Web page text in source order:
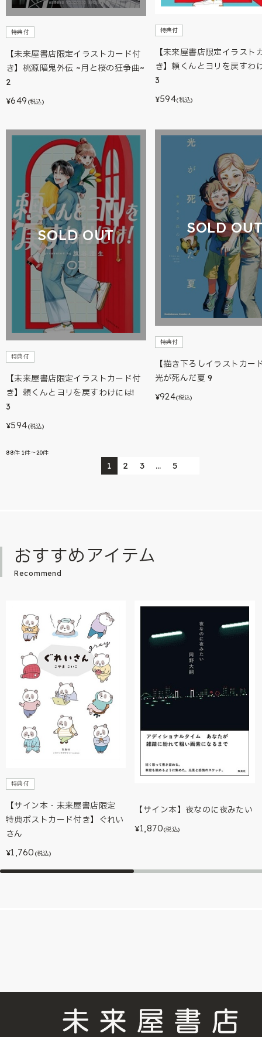
特典付
【未来屋書店限定イラストカード付
き】桃源暗鬼外伝 ~月と桜の狂争曲~
2
¥649 (税込)
特典付
【未来屋書店限定イラスト
き】頼くんとヨリを戻す
3
¥594(税込)
SOLD OUT
特典付
【未来屋書店限定イラストカード付
き】頼くんとヨリを戻すわけには!
3
¥594(税込)
SOLD
特典付
【描き下ろしイラストカー
光が死んだ夏 9
¥924(税込)
88件 1件～20件
1 2 3 … 5
おすすめアイテム
Recommend
特典付
【サイン本・未来屋書店限定
特典ポストカード付き】ぐれい
さん
¥1,760 (税込)
【サイン本】夜なのに夜みたい
¥1,870(税込)